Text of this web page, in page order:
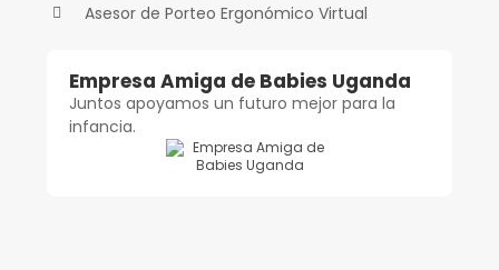
Asesor de Porteo Ergonómico Virtual
Empresa Amiga de Babies Uganda
Juntos apoyamos un futuro mejor para la
infancia.